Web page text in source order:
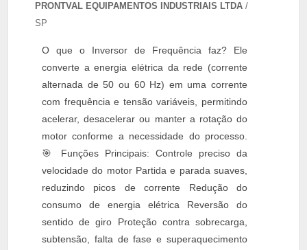
PRONTVAL EQUIPAMENTOS INDUSTRIAIS LTDA /
SP
O que o Inversor de Frequência faz? Ele
converte a energia elétrica da rede (corrente
alternada de 50 ou 60 Hz) em uma corrente
com frequência e tensão variáveis, permitindo
acelerar, desacelerar ou manter a rotação do
motor conforme a necessidade do processo.
🎯 Funções Principais: Controle preciso da
velocidade do motor Partida e parada suaves,
reduzindo picos de corrente Redução do
consumo de energia elétrica Reversão do
sentido de giro Proteção contra sobrecarga,
subtensão, falta de fase e superaquecimento